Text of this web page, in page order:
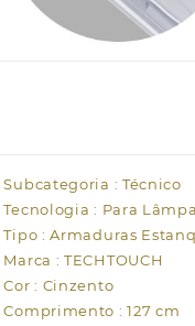
Subcategoria : Técnico
Tecnologia : Para
Tipo : Armaduras
Marca : TECHTOUCH
Cor : Cinzento
Comprimento : 127 cm